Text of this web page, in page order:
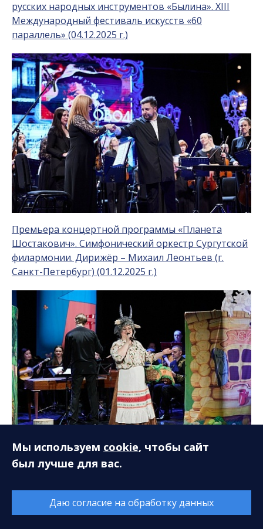
русских народных инструментов «Былина». XIII
Международный фестиваль искусств «60
параллель» (04.12.2025 г.)
Премьера концертной программы «Планета
Шостакович». Симфонический оркестр Сургутской
филармонии. Дирижёр – Михаил Леонтьев (г.
Санкт-Петербург) (01.12.2025 г.)
Музыкальная сказка «Волк и семеро козлят на
инструментов «Былина» (30.11.2025 г.)
Мы используем cookie, чтобы сайт
был лучше для вас.
Даю согласие на обработку данных